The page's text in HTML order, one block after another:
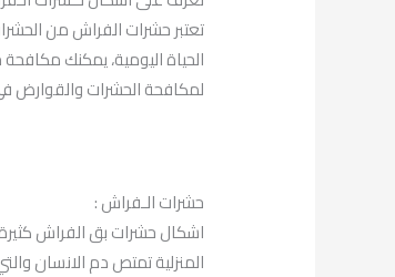
تعتبر حشرات الفراش من
الحياة اليومية، يمكنك
لمكافحة الحشرات والقوارض في
حشرات الـفراش :
اشكال حشرات بق الفراش
المنزلية تمتص دم الانسان